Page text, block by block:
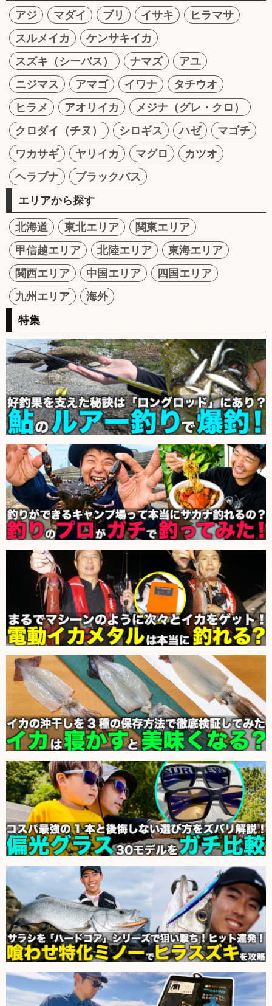
アジ マダイ ブリ イサキ
ヒラマサ
スルメイカ
ケンサキイカ
スズキ（シーバス）
ナマズ
アユ
ニジマス
アマゴ イワナ
タチウオ
ヒラメ
アオリイカ
メジナ（グレ・クロ）
クロダイ（チヌ）
シロギス ハゼ
マゴチ
ワカサギ
ヤリイカ マグロ
カツオ
ヘラブナ
ブラックバス
エリアから探す
北海道 東北エリア
関東エリア
甲信越エリア
北陸エリア
東海エリア
関西エリア
中国エリア
四国エリア
九州エリア
海外
特集